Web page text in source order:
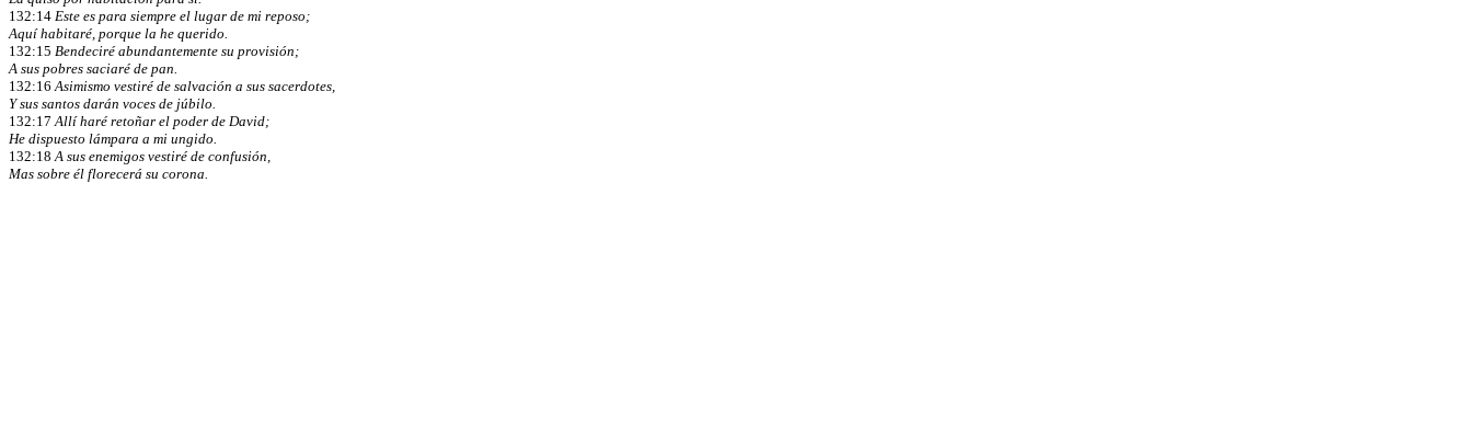
132:14 Este es para siempre el lugar de mi reposo;
Aquí habitaré, porque la he querido.
132:15 Bendeciré abundantemente su provisión;
A sus pobres saciaré de pan.
132:16Asimismo vestiré de salvación a sus sacerdotes,
Y sus santos darán voces de júbilo.
132:17Allí haré retoñar el poder de David;
He dispuesto lámpara a mi ungido.
132:18A sus enemigos vestiré de confusión,
Mas sobre él florecerá su corona.